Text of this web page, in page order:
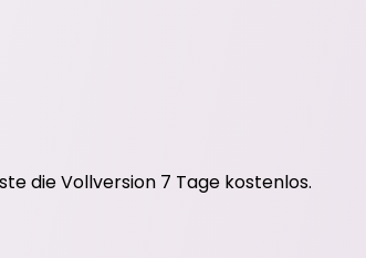
die Vollversion 7 Tage kostenlos.